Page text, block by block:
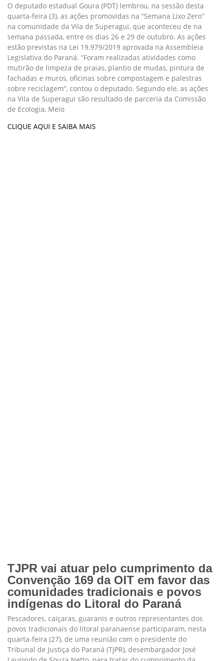
O deputado estadual Goura (PDT) lembrou, na sessão desta
quarta-feira (3), as ações promovidas na “Semana Lixo Zero”
na comunidade da Vila de Superagui, que aconteceu de na
semana passada, entre os dias 26 e 29 de outubro. As ações
estão previstas na Lei 19.979/2019 aprovada na Assembleia
Legislativa do Paraná. “Foram realizadas atividades como
mutirão de limpeza de praias, plantio de mudas, pintura de
fachadas e muros, oficinas sobre compostagem e palestras
sobre reciclagem”, contou o deputado. Segundo ele, as ações
na Vila de Superagui são resultado de parceria da Comissão
de Ecologia, Meio
CLIQUE AQUI E SAIBA MAIS
TJPR vai atuar pelo cumprimento da
Convenção 169 da OIT em favor das
comunidades tradicionais e povos
indígenas do Litoral do Paraná
Pescadores, caiçaras, guaranis e outros representantes dos
povos tradicionais do litoral paranaense participaram, nesta
quarta-feira (27), de uma reunião com o presidente do
Tribunal de Justiça do Paraná (TJPR), desembargador José